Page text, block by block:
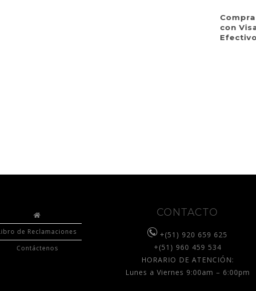
con
de Reclamaciones
Contáctenos
CONTACTO
+(51) 920 659 625
+(51) 960 459 534
HORARIO DE ATENCIÓN:
Lunes a Viernes 9:00am – 6:00pm